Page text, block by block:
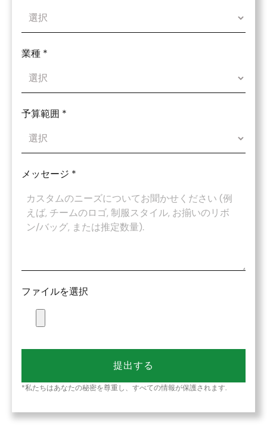
業種 *
予算範囲 *
メッセージ *
ファイルを選択
提出する
*私たちはあなたの秘密を尊重し、すべての情報が保護されます.